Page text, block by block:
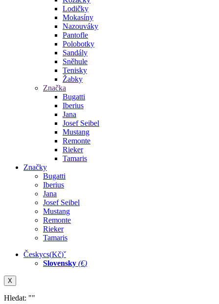
Lodičky
Mokasíny
Nazouváky
Pantofle
Polobotky
Sandály
Sněhule
Tenisky
Žabky
Značka
Bugatti
Iberius
Jana
Josef Seibel
Mustang
Remonte
Rieker
Tamaris
Značky
Bugatti
Iberius
Jana
Josef Seibel
Mustang
Remonte
Rieker
Tamaris
Českycs(Kč)ˇ
Slovensky (€)
X
Hledat: ""